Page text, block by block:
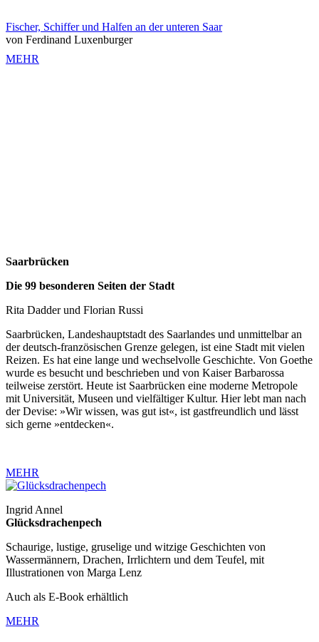
Fischer, Schiffer und Halfen an der unteren Saar
von Ferdinand Luxenburger
MEHR
Saarbrücken
Die 99 besonderen Seiten der Stadt
Rita Dadder und Florian Russi
Saarbrücken, Landeshauptstadt des Saarlandes und unmittelbar an
der deutsch-französischen Grenze gelegen, ist eine Stadt mit vielen
Reizen. Es hat eine lange und wechselvolle Geschichte. Von Goethe
wurde es besucht und beschrieben und von Kaiser Barbarossa
teilweise zerstört. Heute ist Saarbrücken eine moderne Metropole
mit Universität, Museen und vielfältiger Kultur. Hier lebt man nach
der Devise: »Wir wissen, was gut ist«, ist gastfreundlich und lässt
sich gerne »entdecken«.
MEHR
Ingrid Annel
Glücksdrachenpech
Schaurige, lustige, gruselige und witzige Geschichten von
Wassermännern, Drachen, Irrlichtern und dem Teufel, mit
Illustrationen von Marga Lenz
Auch als E-Book erhältlich
MEHR